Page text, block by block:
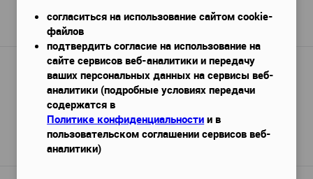
Плинтус Hi Wood BE100
Габариты (ДхШхВ)—2000x13x100 мм
1 350 руб./ шт
согласиться на использование сайтом cookie-
файлов
подтвердить согласие на использование на
сайте сервисов веб-аналитики и передачу
ваших персональных данных на сервисы веб-
аналитики (подробные условиях передачи
содержатся в
Политике конфиденциальности и в
пользовательском соглашении сервисов веб-
аналитики)